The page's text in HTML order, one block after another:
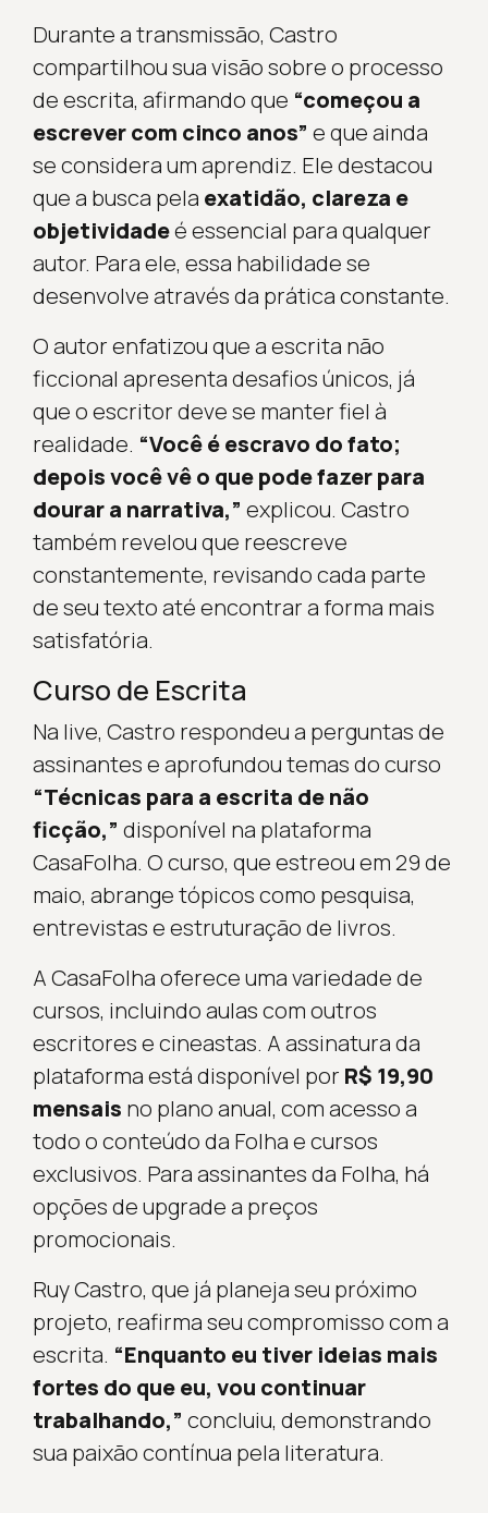
Durante a transmissão, Castro
compartilhou sua visão sobre o processo
de escrita, afirmando que “começou a
escrever com cinco anos” e que ainda
se considera um aprendiz. Ele destacou
que a busca pela exatidão, clareza e
objetividadeé essencial para qualquer
autor. Para ele, essa habilidade se
desenvolve através da prática constante.
O autor enfatizou que a escrita não
ficcional apresenta desafios únicos, já
que o escritor deve se manter fiel à
realidade. “Você é escravo do fato;
depois você vê o que pode fazer para
dourar a narrativa,” explicou. Castro
também revelou que reescreve
constantemente, revisando cada parte
de seu texto até encontrar a forma mais
satisfatória.
Curso de Escrita
Na live, Castro respondeu a perguntas de
assinantes e aprofundou temas do curso
“Técnicas para a escrita de não
ficção,” disponível na plataforma
CasaFolha. O curso, que estreou em 29 de
maio, abrange tópicos como pesquisa,
entrevistas e estruturação de livros.
A CasaFolha oferece uma variedade de
cursos, incluindo aulas com outros
escritores e cineastas. A assinatura da
plataforma está disponível por R$ 19,90
mensais no plano anual, com acesso a
todo o conteúdo da Folha e cursos
exclusivos. Para assinantes da Folha, há
opções de upgrade a preços
promocionais.
Ruy Castro, que já planeja seu próximo
projeto, reafirma seu compromisso com a
escrita. “Enquanto eu tiver ideias mais
fortes do que eu, vou continuar
trabalhando,” concluiu, demonstrando
sua paixão contínua pela literatura.